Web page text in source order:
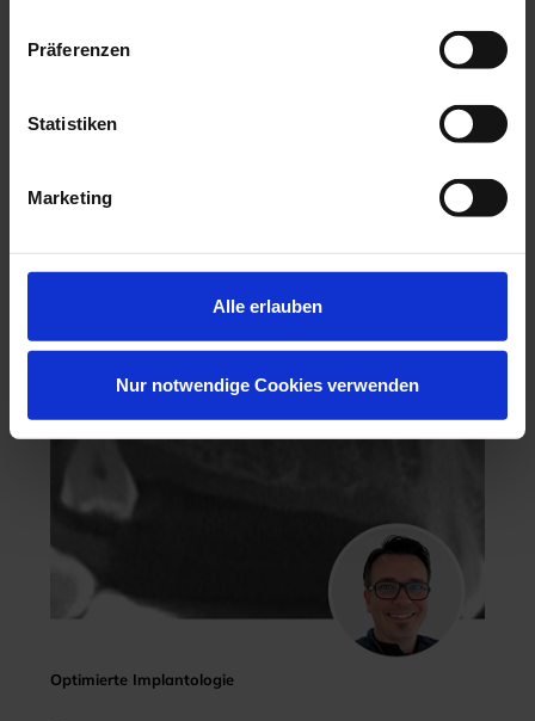
Präferenzen
Statistiken
Marketing
Alle erlauben
Nur notwendige Cookies verwenden
Hochästhetisches, nichtinvasives Veneering
Optimierte Implantologie